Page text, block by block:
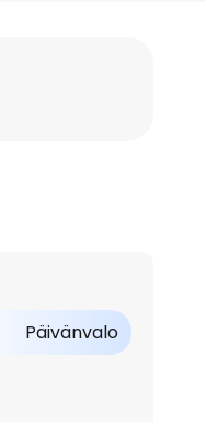
Päivänvalo